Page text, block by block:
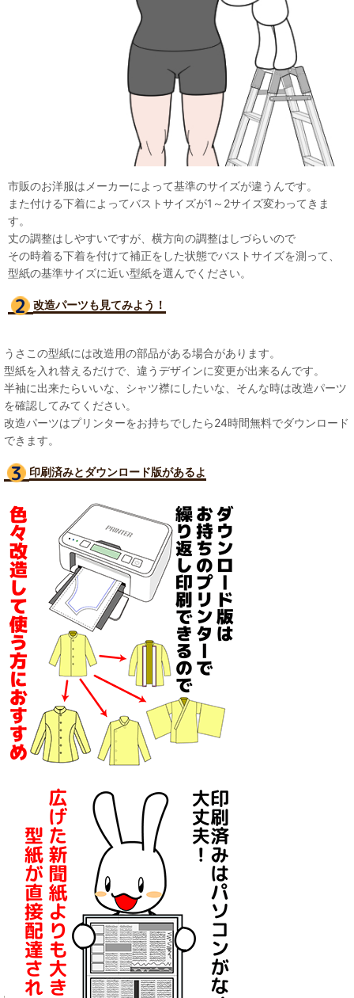
市販のお洋服はメーカーによって基準のサイズが違うんです。
また付ける下着によってバストサイズが1～2サイズ変わってきま
す。
丈の調整はしやすいですが、横方向の調整はしづらいので
その時着る下着を付けて補正をした状態でバストサイズを測って、
型紙の基準サイズに近い型紙を選んでください。
改造パーツも見てみよう！
うさこの型紙には改造用の部品がある場合があります。
型紙を入れ替えるだけで、違うデザインに変更が出来るんです。
半袖に出来たらいいな、シャツ襟にしたいな、そんな時は改造パーツ
を確認してみてください。
改造パーツはプリンターをお持ちでしたら24時間無料でダウンロード
できます。
印刷済みとダウンロード版があるよ